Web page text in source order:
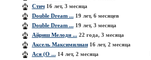
Cтич16 лет, 3 месяца
Double Dream ...19 лет, 6 месяцев
Double Dream ...19 лет, 3 месяца
Айриш Мелоди ...22 года, 3 месяца
Аксель Максимилиан16 лет, 2 месяца
Ася (О ...14 лет, 2 месяца